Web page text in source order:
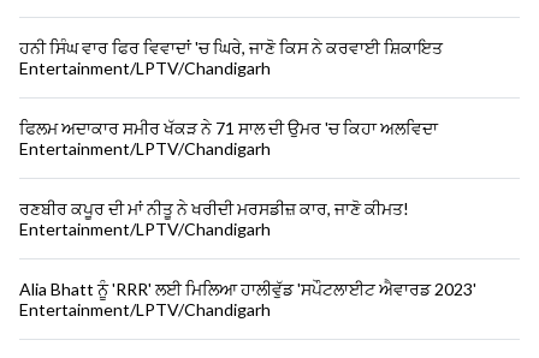
ਹਨੀ ਸਿੰਘ ਵਾਰ ਫਿਰ ਵਿਵਾਦਾਂ 'ਚ ਘਿਰੇ, ਜਾਣੋ ਕਿਸ ਨੇ ਕਰਵਾਈ ਸ਼ਿਕਾਇਤ
Entertainment/LPTV/Chandigarh
ਫਿਲਮ ਅਦਾਕਾਰ ਸਮੀਰ ਖੱਕੜ ਨੇ 71 ਸਾਲ ਦੀ ਉਮਰ 'ਚ ਕਿਹਾ ਅਲਵਿਦਾ
Entertainment/LPTV/Chandigarh
ਰਣਬੀਰ ਕਪੂਰ ਦੀ ਮਾਂ ਨੀਤੂ ਨੇ ਖਰੀਦੀ ਮਰਸਡੀਜ਼ ਕਾਰ, ਜਾਣੋ ਕੀਮਤ!
Entertainment/LPTV/Chandigarh
Alia Bhatt ਨੂੰ 'RRR' ਲਈ ਮਿਲਿਆ ਹਾਲੀਵੁੱਡ 'ਸਪੌਟਲਾਈਟ ਐਵਾਰਡ 2023'
Entertainment/LPTV/Chandigarh